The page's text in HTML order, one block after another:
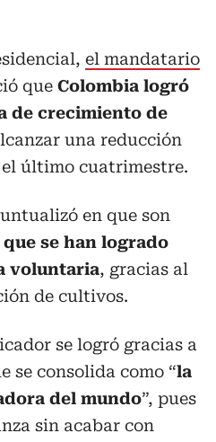
el mandatario
que Colombia logró
de crecimiento de
una reducción
el último cuatrimestre.
en que son
que se han logrado
voluntaria, gracias al
de cultivos.
se logró gracias a
se consolida como “la
del mundo”, pues
sin acabar con